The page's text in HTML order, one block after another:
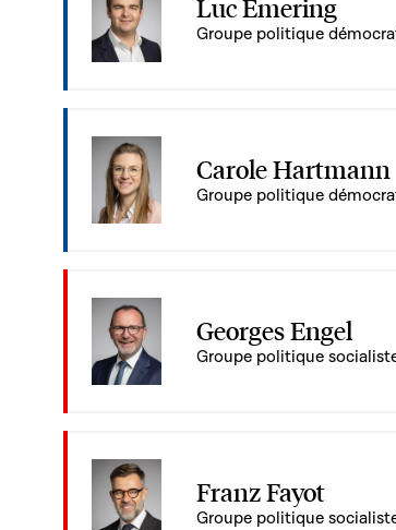
Luc Emering
Groupe politique
Carole Hartmann
Groupe politique
Georges Engel
Groupe politique
Franz Fayot
Groupe politique